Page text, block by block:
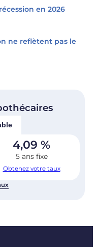
en 2026
ne reflètent pas le
4,09 %
5 ans fixe
Obtenez votre taux